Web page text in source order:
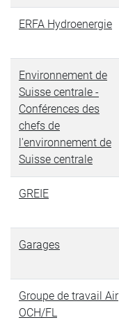
ERFA Hydroenergie
Environnement de
Suisse centrale -
Conférences des
chefs de
l'environnement de
Suisse centrale
GREIE
Garages
Groupe de travail Air
OCH/FL